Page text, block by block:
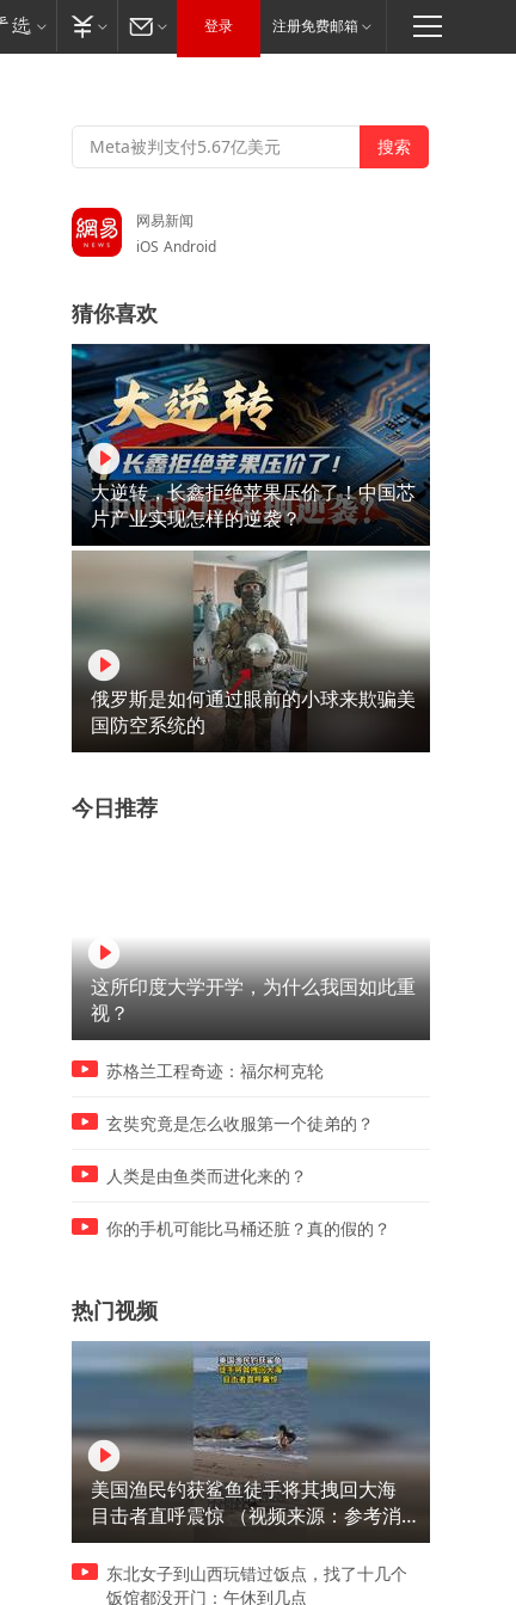
登录 注册免费邮箱
边，带孙女坐在树下休息，网
谁知她老公后来居上“一骑绝
大
网易新闻
iOS Android
猜你喜欢
大逆转，长鑫拒绝苹果压价了！中国芯
片产业实现怎样的逆袭？
俄罗斯是如何通过眼前的小球来欺骗美
国防空系统的
今日推荐
这所印度大学开学，为什么我国如此重
视？
苏格兰工程奇迹：福尔柯克轮
玄奘究竟是怎么收服第一个徒弟的？
人类是由鱼类而进化来的？
你的手机可能比马桶还脏？真的假的？
热门视频
美国渔民钓获鲨鱼徒手将其拽回大海
目击者直呼震惊 （视频来源：参考消
息）
东北女子到山西玩错过饭点，找了十几个
饭馆都没开门：午休到几点